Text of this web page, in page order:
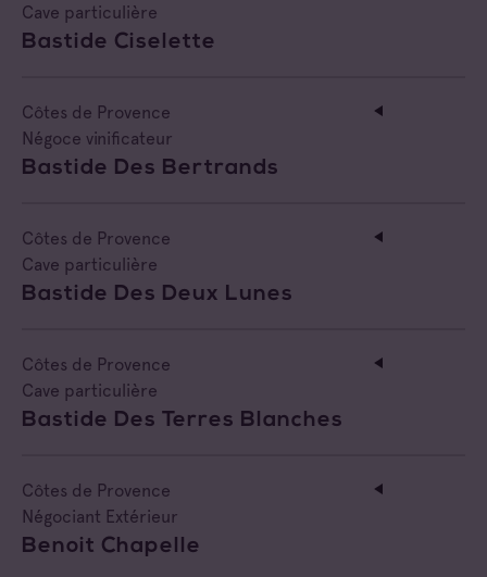
Cave particulière
Bastide Ciselette
Côtes de Provence
Négoce vinificateur
Bastide Des Bertrands
Côtes de Provence
Cave particulière
Bastide Des Deux Lunes
Côtes de Provence
Cave particulière
Bastide Des Terres Blanches
Côtes de Provence
Négociant Extérieur
Benoit Chapelle